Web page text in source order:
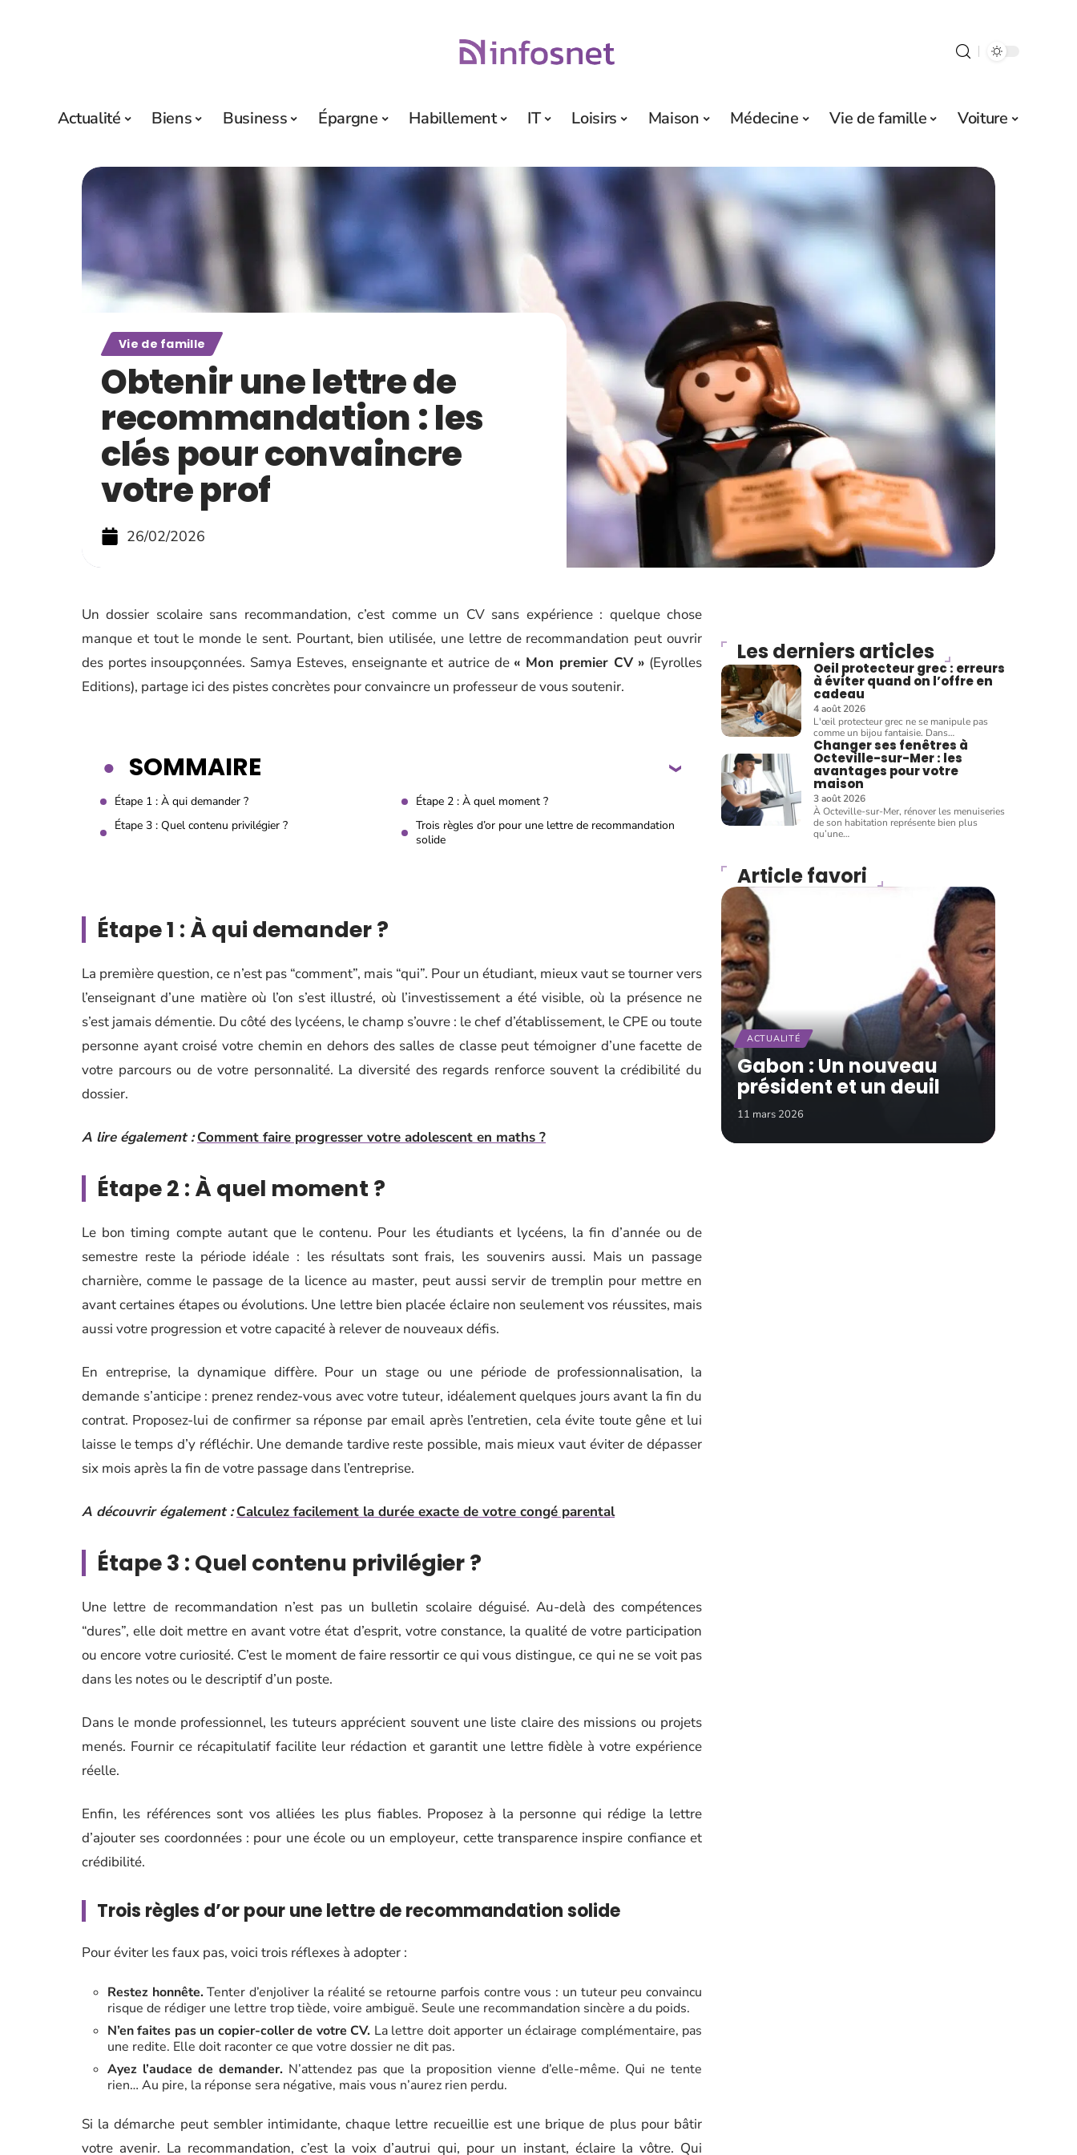
Actualité Biens Business Épargne Habillement IT Loisirs Maison Médecine Vie de famille Voiture
Vie de famille
Obtenir une lettre de
recommandation : les
clés pour convaincre
votre prof
26/02/2026
Un dossier scolaire sans recommandation, c’est comme un CV sans expérience : quelque chose
manque et tout le monde le sent. Pourtant, bien utilisée, une lettre de recommandation peut ouvrir
des portes insoupçonnées. Samya Esteves, enseignante et autrice de « Mon premier CV » (Eyrolles
Editions), partage ici des pistes concrètes pour convaincre un professeur de vous soutenir.
SOMMAIRE
Étape 1 : À qui demander ?
Étape 2 : À quel moment ?
Étape 3 : Quel contenu privilégier ?
Trois règles d’or pour une lettre de recommandation
solide
Étape 1 : À qui demander ?
La première question, ce n’est pas “comment”, mais “qui”. Pour un étudiant, mieux vaut se tourner vers
l’enseignant d’une matière où l’on s’est illustré, où l’investissement a été visible, où la présence ne
s’est jamais démentie. Du côté des lycéens, le champ s’ouvre : le chef d’établissement, le CPE ou toute
personne ayant croisé votre chemin en dehors des salles de classe peut témoigner d’une facette de
votre parcours ou de votre personnalité. La diversité des regards renforce souvent la crédibilité du
dossier.
A lire également : Comment faire progresser votre adolescent en maths ?
Étape 2 : À quel moment ?
Le bon timing compte autant que le contenu. Pour les étudiants et lycéens, la fin d’année ou de
semestre reste la période idéale : les résultats sont frais, les souvenirs aussi. Mais un passage
charnière, comme le passage de la licence au master, peut aussi servir de tremplin pour mettre en
avant certaines étapes ou évolutions. Une lettre bien placée éclaire non seulement vos réussites, mais
aussi votre progression et votre capacité à relever de nouveaux défis.
En entreprise, la dynamique diffère. Pour un stage ou une période de professionnalisation, la
demande s’anticipe : prenez rendez-vous avec votre tuteur, idéalement quelques jours avant la fin du
contrat. Proposez-lui de confirmer sa réponse par email après l’entretien, cela évite toute gêne et lui
laisse le temps d’y réfléchir. Une demande tardive reste possible, mais mieux vaut éviter de dépasser
six mois après la fin de votre passage dans l’entreprise.
A découvrir également : Calculez facilement la durée exacte de votre congé parental
Étape 3 : Quel contenu privilégier ?
Une lettre de recommandation n’est pas un bulletin scolaire déguisé. Au-delà des compétences
“dures”, elle doit mettre en avant votre état d’esprit, votre constance, la qualité de votre participation
ou encore votre curiosité. C’est le moment de faire ressortir ce qui vous distingue, ce qui ne se voit pas
dans les notes ou le descriptif d’un poste.
Dans le monde professionnel, les tuteurs apprécient souvent une liste claire des missions ou projets
menés. Fournir ce récapitulatif facilite leur rédaction et garantit une lettre fidèle à votre expérience
réelle.
Enfin, les références sont vos alliées les plus fiables. Proposez à la personne qui rédige la lettre
d’ajouter ses coordonnées : pour une école ou un employeur, cette transparence inspire confiance et
crédibilité.
Trois règles d’or pour une lettre de recommandation solide
Pour éviter les faux pas, voici trois réflexes à adopter :
Restez honnête.Tenter d’enjoliver la réalité se retourne parfois contre vous : un tuteur peu convaincu
risque de rédiger une lettre trop tiède, voire ambiguë. Seule une recommandation sincère a du poids.
N’en faites pas un copier-coller de votre CV. La lettre doit apporter un éclairage complémentaire, pas
une redite. Elle doit raconter ce que votre dossier ne dit pas.
Ayez l’audace de demander. N’attendez pas que la proposition vienne d’elle-même. Qui ne tente
rien… Au pire, la réponse sera négative, mais vous n’aurez rien perdu.
Si la démarche peut sembler intimidante, chaque lettre recueillie est une brique de plus pour bâtir
votre avenir. La recommandation, c’est la voix d’autrui qui, pour un instant, éclaire la vôtre. Qui
Les derniers articles
Oeil protecteur grec : erreurs
à éviter quand on l’offre en
cadeau
4 août 2026
L'œil protecteur grec ne se manipule pas
comme un bijou fantaisie. Dans…
Changer ses fenêtres à
Octeville-sur-Mer : les
avantages pour votre
maison
3 août 2026
À Octeville-sur-Mer, rénover les menuiseries
de son habitation représente bien plus
qu’une…
Article favori
ACTUALITÉ
Gabon : Un nouveau
président et un deuil
11 mars 2026